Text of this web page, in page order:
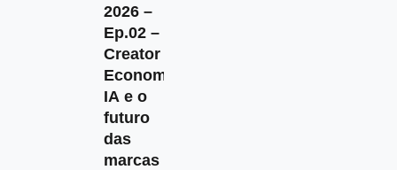
2026 –
Ep.02 –
Creator
Economy,
IA e o
futuro
das
marcas